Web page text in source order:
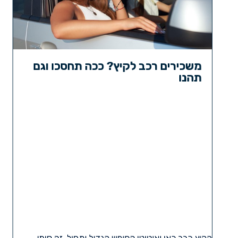
משכירים רכב לקיץ? ככה תחסכו וגם
תהנו